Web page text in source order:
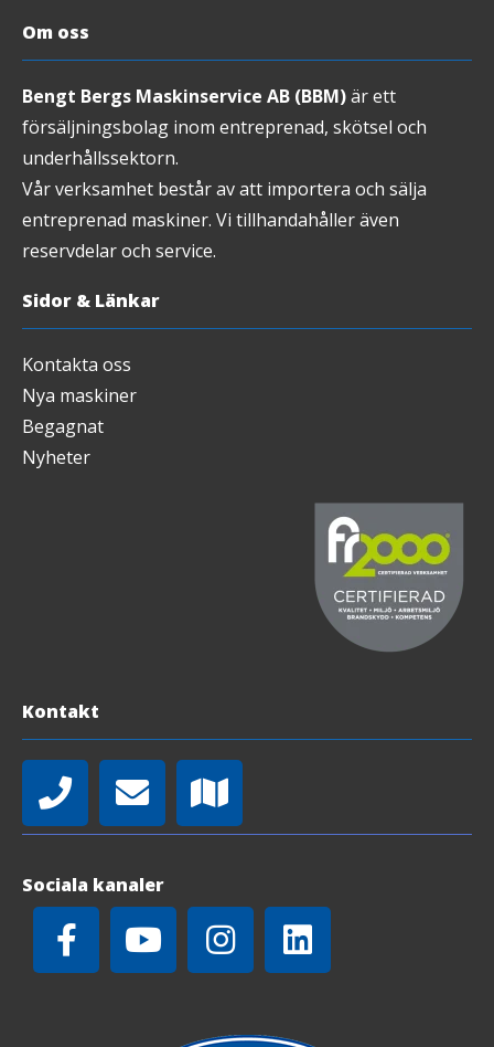
Om oss
Bengt Bergs Maskinservice AB (BBM)är ett
försäljningsbolag inom entreprenad, skötsel och
underhållssektorn.
Vår verksamhet består av att importera och sälja
entreprenad maskiner. Vi tillhandahåller även
reservdelar och service.
Sidor & Länkar
Kontakta oss
Nya maskiner
Begagnat
Nyheter
Kontakt
Sociala kanaler